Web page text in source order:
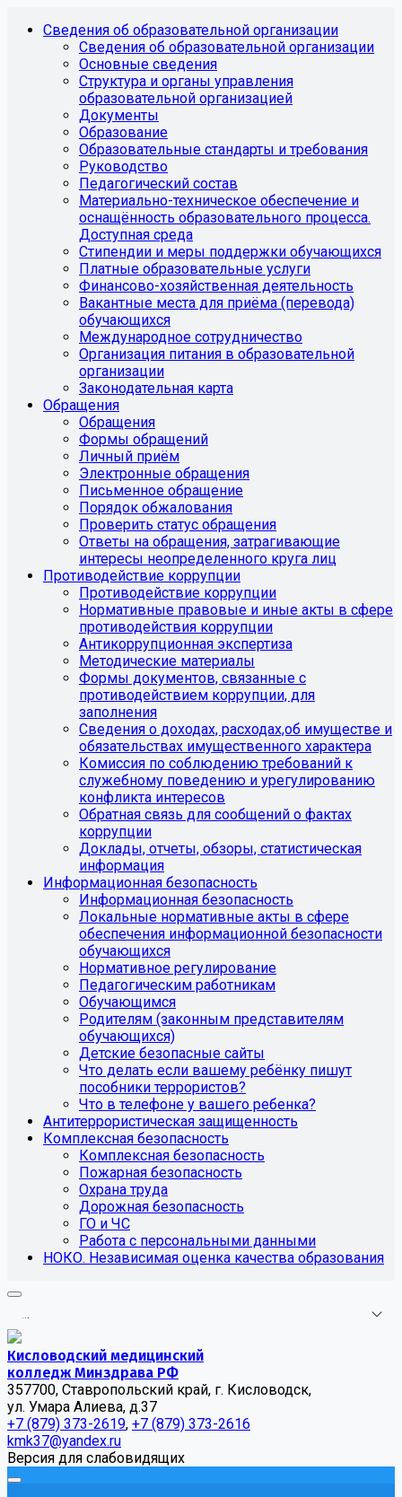
Сведения об образовательной организации
Сведения об образовательной организации
Основные сведения
Структура и органы управления
образовательной организацией
Документы
Образование
Образовательные стандарты и требования
Руководство
Педагогический состав
Материально-техническое обеспечение и
оснащённость образовательного процесса.
Доступная среда
Стипендии и меры поддержки обучающихся
Платные образовательные услуги
Финансово-хозяйственная деятельность
Вакантные места для приёма (перевода)
обучающихся
Международное сотрудничество
Организация питания в образовательной
организации
Законодательная карта
Обращения
Обращения
Формы обращений
Личный приём
Электронные обращения
Письменное обращение
Порядок обжалования
Проверить статус обращения
Ответы на обращения, затрагивающие
интересы неопределенного круга лиц
Противодействие коррупции
Противодействие коррупции
Нормативные правовые и иные акты в сфере
противодействия коррупции
Антикоррупционная экспертиза
Методические материалы
Формы документов, связанные с
противодействием коррупции, для
заполнения
Сведения о доходах, расходах,об имуществе и
обязательствах имущественного характера
Комиссия по соблюдению требований к
служебному поведению и урегулированию
конфликта интересов
Обратная связь для сообщений о фактах
коррупции
Доклады, отчеты, обзоры, статистическая
информация
Информационная безопасность
Информационная безопасность
Локальные нормативные акты в сфере
обеспечения информационной безопасности
обучающихся
Нормативное регулирование
Педагогическим работникам
Обучающимся
Родителям (законным представителям
обучающихся)
Детские безопасные сайты
Что делать если вашему ребёнку пишут
пособники террористов?
Что в телефоне у вашего ребенка?
Антитеррористическая защищенность
Комплексная безопасность
Комплексная безопасность
Пожарная безопасность
Охрана труда
Дорожная безопасность
ГО и ЧС
Работа с персональными данными
НОКО. Независимая оценка качества образования
...
Кисловодский медицинский
колледж Минздрава РФ
357700, Ставропольский край, г. Кисловодск,
ул. Умара Алиева, д.37
+7 (879) 373-2619, +7 (879) 373-2616
kmk37@yandex.ru
Версия для слабовидящих